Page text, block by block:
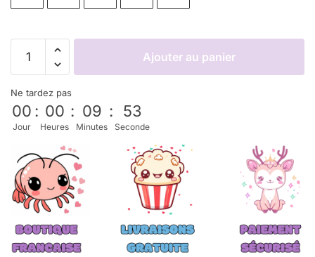
Ajouter au panier
Ne tardez pas
00
Jour
: 00
Heures
: 09
Minutes
: 53
Seconde